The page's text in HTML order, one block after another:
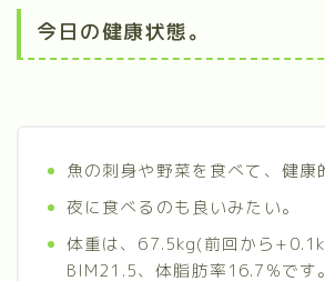
今日の健康状態。
魚の刺身や野菜を食べて、健康
夜に食べるのも良いみたい。
体重は、67.5kg(前回から
BIM21.5、体脂肪率16.7%です。